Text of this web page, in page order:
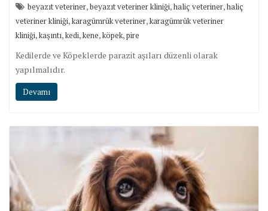
beyazıt veteriner,beyazıt veteriner kliniği,haliç veteriner,haliç
veteriner kliniği,karagümrük veteriner,karagümrük veteriner
kliniği,kaşıntı,kedi,kene,köpek,pire
Kedilerde ve Köpeklerde parazit aşıları düzenli olarak
yapılmalıdır.
Devamı